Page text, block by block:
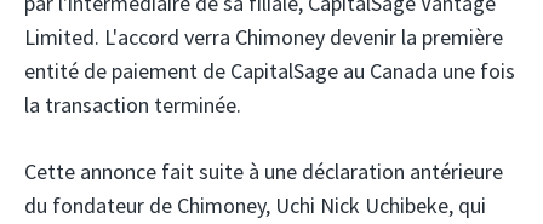
Limited. L'accord verra Chimoney devenir la première
entité de paiement de CapitalSage au Canada une fois
la transaction terminée.
Cette annonce fait suite à une déclaration antérieure
du fondateur de Chimoney, Uchi Nick Uchibeke, qui